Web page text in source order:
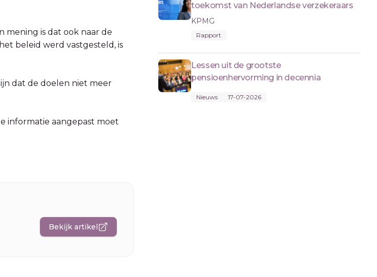
mening is dat ook naar de
beleid werd vastgesteld, is
dat de doelen niet meer
informatie aangepast moet
Bekijk artikel
toekomst van Nederlandse verzekeraars
KPMG
Rapport
Lessen uit de grootste
pensioenhervorming in decennia
Nieuws 17-07-2026